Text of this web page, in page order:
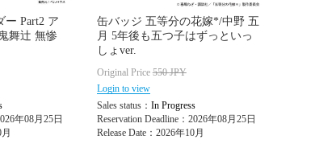
ー Part2 ア
舞辻 無惨
年08月25日
缶バッジ 五等分の花嫁*/中野 五
月 5年後も五つ子はずっといっ
しょver.
Original Price 550JPY
Login to view
Sales status： In Progress
Reservation Deadline：2026年08月25日
Release Date：2026年10月